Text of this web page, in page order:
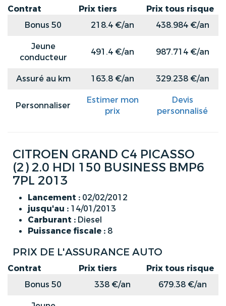
Contrat Prix tiers
Prix tous risque
Bonus 50
218.4 €/an
438.984 €/an
Jeune
conducteur
491.4 €/an 987.714 €/an
Assuré au km 163.8 €/an 329.238 €/an
Personnaliser
Estimer mon
prix
Devis
personnalisé
CITROEN GRAND C4 PICASSO
(2) 2.0 HDI 150 BUSINESS BMP6
7PL 2013
Lancement : 02/02/2012
jusqu'au : 14/01/2013
Carburant : Diesel
Puissance fiscale : 8
PRIX DE L'ASSURANCE AUTO
Contrat Prix tiers
Prix tous risque
Bonus 50
338 €/an
679.38 €/an